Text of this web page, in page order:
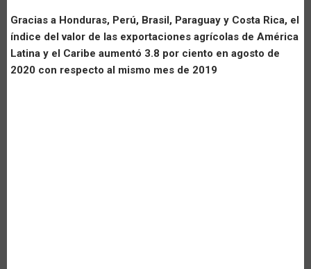
Gracias a Honduras, Perú, Brasil, Paraguay y Costa Rica, el
índice del valor de las exportaciones agrícolas de América
Latina y el Caribe aumentó 3.8 por ciento en agosto de
2020 con respecto al mismo mes de 2019